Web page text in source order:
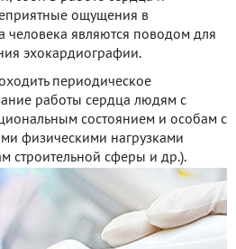
ощущения в
человека являются поводом для
эхокардиографии.
периодическое
работы сердца людям с
состоянием и особам с
физическими нагрузками
строительной сферы и др.).